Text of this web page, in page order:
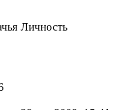
Личность